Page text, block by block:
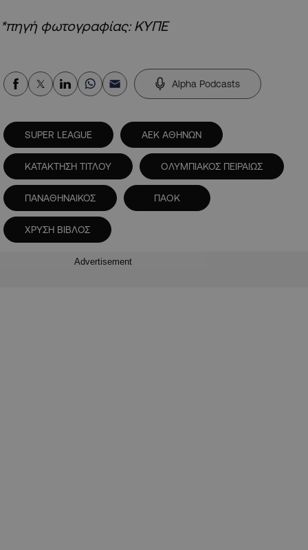
*πηγή φωτογραφίας: ΚΥΠΕ
Alpha Podcasts
SUPER LEAGUE ΑΕΚ ΑΘΗΝΩΝ
ΚΑΤΑΚΤΗΣΗ ΤΙΤΛΟΥ ΟΛΥΜΠΙΑΚΟΣ ΠΕΙΡΑΙΩΣ
ΠΑΝΑΘΗΝΑΙΚΟΣ ΠΑΟΚ
ΧΡΥΣΗ ΒΙΒΛΟΣ
Advertisement